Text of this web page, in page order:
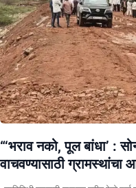
“‘भराव नको, पूल बांधा’ :
वाचवण्यासाठी